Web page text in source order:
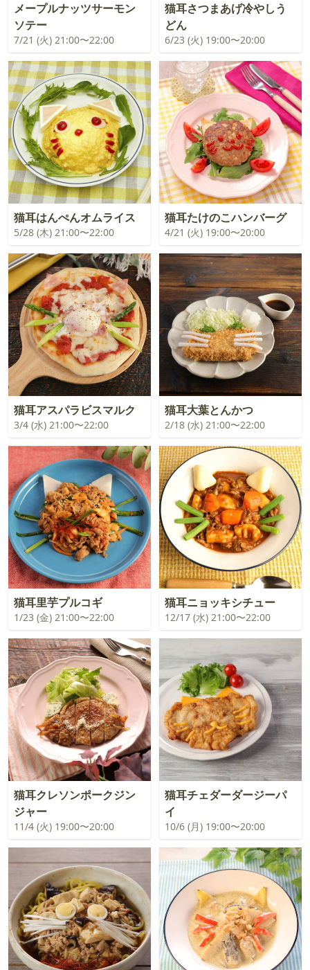
メープルナッツサーモン
ソテー
7/21 (火) 21:00〜22:00
猫耳さつまあげ冷やしう
どん
6/23 (火) 19:00〜20:00
猫耳はんぺんオムライス
5/28 (木) 21:00〜22:00
猫耳たけのこハンバーグ
4/21 (火) 19:00〜20:00
猫耳アスパラビスマルク
3/4 (水) 21:00〜22:00
猫耳大葉とんかつ
2/18 (水) 21:00〜22:00
猫耳里芋プルコギ
1/23 (金) 21:00〜22:00
猫耳ニョッキシチュー
12/17 (水) 21:00〜22:00
猫耳クレソンポークジン
ジャー
11/4 (火) 19:00〜20:00
猫耳チェダーダージーパ
イ
10/6 (月) 19:00〜20:00